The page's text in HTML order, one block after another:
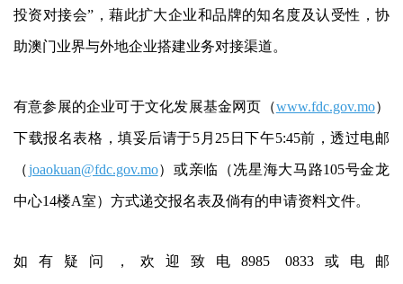
投资对接会”，藉此扩大企业和品牌的知名度及认受性，协
助澳门业界与外地企业搭建业务对接渠道。
有意参展的企业可于文化发展基金网页（www.fdc.gov.mo）
下载报名表格，填妥后请于5月25日下午5:45前，透过电邮
（joaokuan@fdc.gov.mo）或亲临（冼星海大马路105号金龙
中心14楼A室）方式递交报名表及倘有的申请资料文件。
如有疑问，欢迎致电8985 0833或电邮